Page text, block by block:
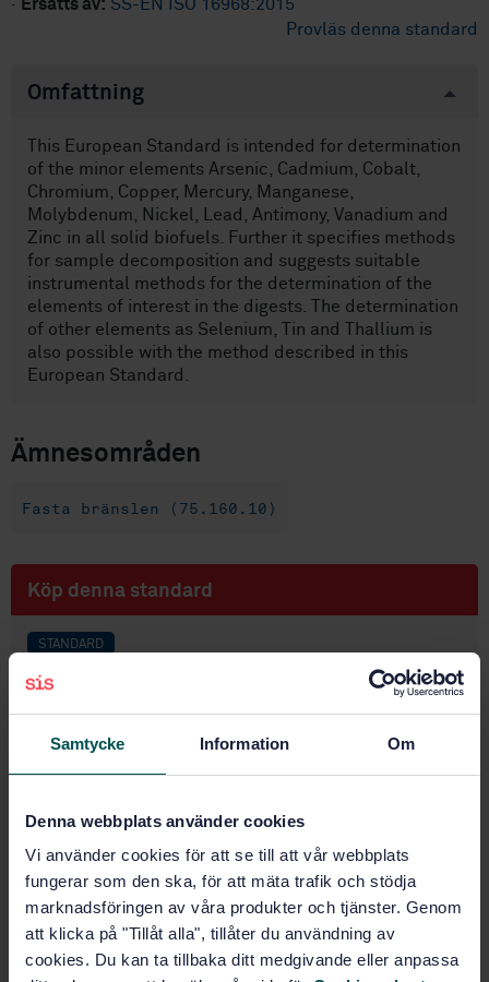
Samtycke Information Om
Denna webbplats använder cookies
Vi använder cookies för att se till att vår webbplats
fungerar som den ska, för att mäta trafik och stödja
marknadsföringen av våra produkter och tjänster. Genom
att klicka på "Tillåt alla", tillåter du användning av
cookies. Du kan ta tillbaka ditt medgivande eller anpassa
· Ersätts av: SS-EN ISO 16968:2015
Provläs denna standard
Omfattning
This European Standard is intended for determination
of the minor elements Arsenic, Cadmium, Cobalt,
Chromium, Copper, Mercury, Manganese,
Molybdenum, Nickel, Lead, Antimony, Vanadium and
Zinc in all solid biofuels. Further it specifies methods
for sample decomposition and suggests suitable
instrumental methods for the determination of the
elements of interest in the digests. The determination
of other elements as Selenium, Tin and Thallium is
also possible with the method described in this
European Standard.
Ämnesområden
Fasta bränslen (75.160.10)
Köp denna standard
STANDARD
SVENSK STANDARD
Prenumerera på standarden - Läs mer
PDF
Lägg i varukorgen
Fler alternativ